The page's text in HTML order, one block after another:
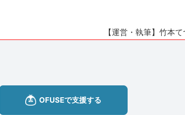
【運営・執筆】竹本て